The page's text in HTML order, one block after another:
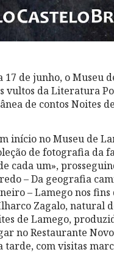
de junho, o Museu
vultos da Literatura
de contos Noites
início no Museu de
de fotografia da
cada um»,
– Da geografia
– Lamego nos
Zagalo, natural
de Lamego,
no Restaurante
tarde, com visitas